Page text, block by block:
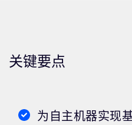
关键要点
为自主机器实现